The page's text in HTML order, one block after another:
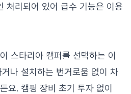
처리되어 있어 급수 기능은 이용
스타리아 캠퍼를 선택하는 이
나 설치하는 번거로움 없이 차
요. 캠핑 장비 초기 투자 없이